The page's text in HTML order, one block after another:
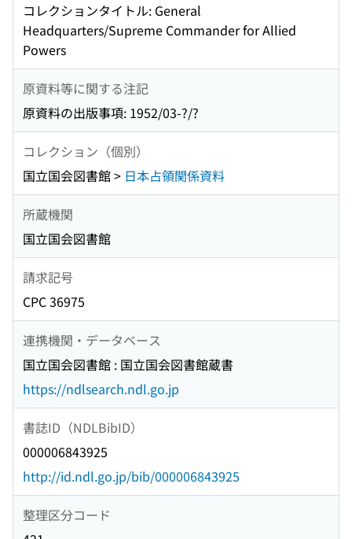
コレクションタイトル: General
Headquarters/Supreme Commander for Allied
Powers
原資料等に関する注記
原資料の出版事項: 1952/03-?/?
コレクション（個別）
国立国会図書館 > 日本占領関係資料
所蔵機関
国立国会図書館
請求記号
CPC 36975
連携機関・データベース
国立国会図書館 : 国立国会図書館蔵書
https://ndlsearch.ndl.go.jp
書誌ID（NDLBibID）
000006843925
http://id.ndl.go.jp/bib/000006843925
整理区分コード